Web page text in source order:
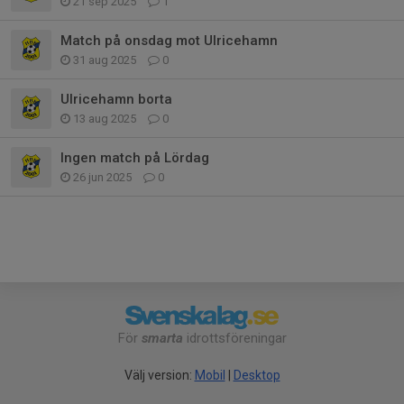
Match på onsdag mot Ulricehamn
31 aug 2025 0
Ulricehamn borta
13 aug 2025 0
Ingen match på Lördag
26 jun 2025 0
För smarta idrottsföreningar
Välj version: Mobil | Desktop